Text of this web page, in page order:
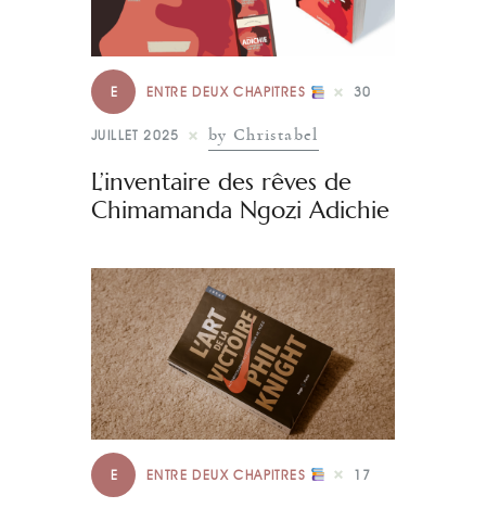
E ENTRE DEUX CHAPITRES 30
JUILLET 2025 by Christabel
L’inventaire des rêves de
Chimamanda Ngozi Adichie
E ENTRE DEUX CHAPITRES 17